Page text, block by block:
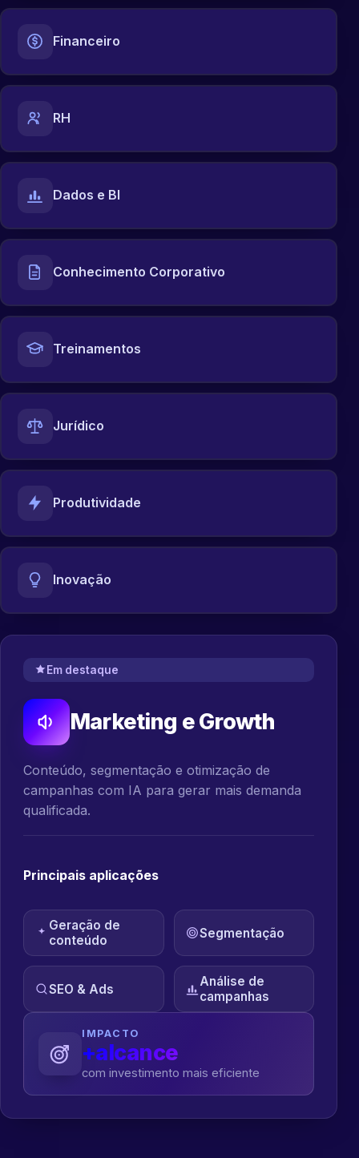
Financeiro
RH
Dados e BI
Conhecimento Corporativo
Treinamentos
Jurídico
Produtividade
Inovação
Em destaque
Marketing e Growth
Conteúdo, segmentação e otimização de
campanhas com IA para gerar mais demanda
qualificada.
Principais aplicações
Geração de
conteúdo
Segmentação
SEO & Ads
Análise de
campanhas
IMPACTO
+alcance
com investimento mais eficiente